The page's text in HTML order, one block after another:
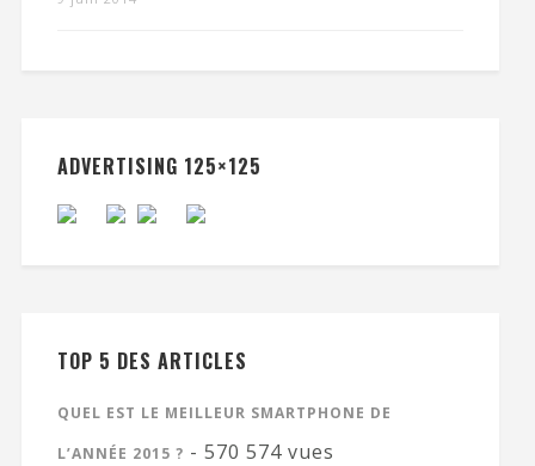
ADVERTISING 125×125
TOP 5 DES ARTICLES
QUEL EST LE MEILLEUR SMARTPHONE DE
L’ANNÉE 2015 ? - 570 574 vues